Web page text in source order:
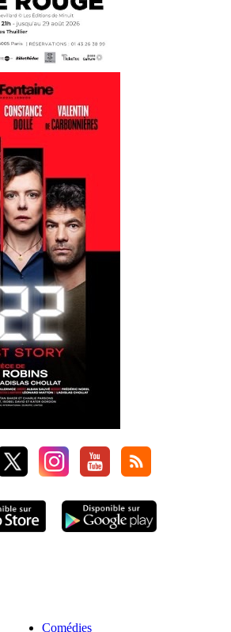
Comédies